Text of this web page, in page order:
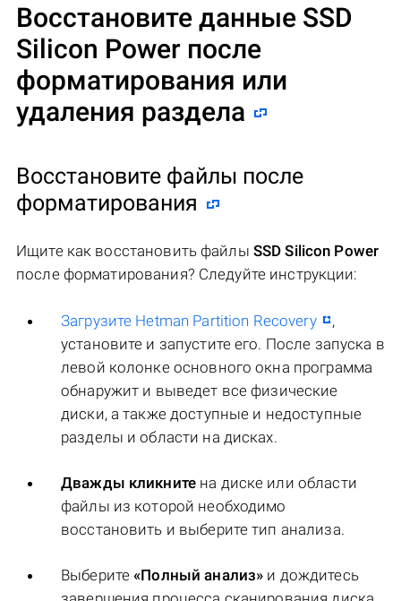
Восстановите данные SSD
Silicon Power после
форматирования или
удаления раздела
Восстановите файлы после
форматирования
Ищите как восстановить файлы SSD Silicon Power
после форматирования? Следуйте инструкции:
Загрузите Hetman Partition Recovery
,
установите и запустите его. После запуска в
левой колонке основного окна программа
обнаружит и выведет все физические
диски, а также доступные и недоступные
разделы и области на дисках.
Дважды кликните на диске или области
файлы из которой необходимо
восстановить и выберите тип анализа.
Выберите«Полный анализ» и дождитесь